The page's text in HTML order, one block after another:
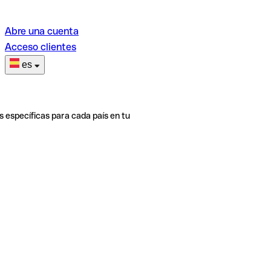
Abre una cuenta
Acceso clientes
es
específicas para cada país en tu